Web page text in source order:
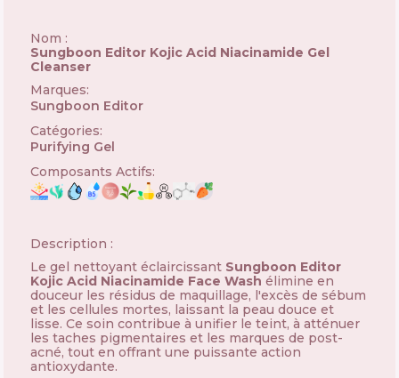
Nom :
Sungboon Editor Kojic Acid Niacinamide Gel
Cleanser
Marques:
Sungboon Editor
Catégories:
Purifying Gel
Composants Actifs:
Description :
Le gel nettoyant éclaircissant Sungboon Editor
Kojic Acid Niacinamide Face Wash élimine en
douceur les résidus de maquillage, l'excès de sébum
et les cellules mortes, laissant la peau douce et
lisse. Ce soin contribue à unifier le teint, à atténuer
les taches pigmentaires et les marques de post-
acné, tout en offrant une puissante action
antioxydante.